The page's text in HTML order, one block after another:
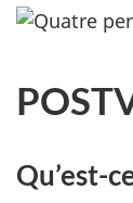
Qu’est-